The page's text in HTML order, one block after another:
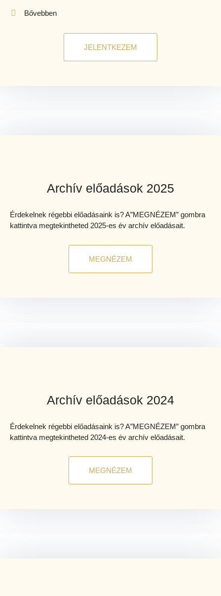
Bővebben
JELENTKEZEM
Archív előadások 2025
Érdekelnek régebbi előadásaink is? A”MEGNÉZEM” gombra
kattintva megtekintheted 2025-es év archív előadásait.
MEGNÉZEM
Archív előadások 2024
Érdekelnek régebbi előadásaink is? A”MEGNÉZEM” gombra
kattintva megtekintheted 2024-es év archív előadásait.
MEGNÉZEM